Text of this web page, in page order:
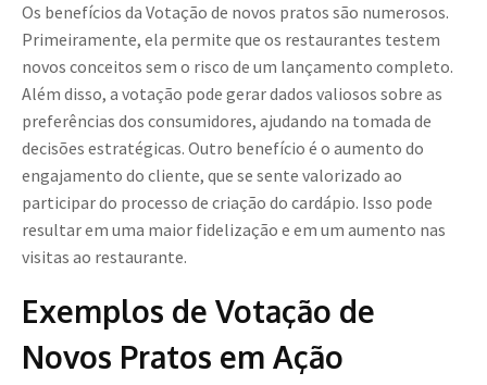
Os benefícios da Votação de novos pratos são numerosos.
Primeiramente, ela permite que os restaurantes testem
novos conceitos sem o risco de um lançamento completo.
Além disso, a votação pode gerar dados valiosos sobre as
preferências dos consumidores, ajudando na tomada de
decisões estratégicas. Outro benefício é o aumento do
engajamento do cliente, que se sente valorizado ao
participar do processo de criação do cardápio. Isso pode
resultar em uma maior fidelização e em um aumento nas
visitas ao restaurante.
Exemplos de Votação de
Novos Pratos em Ação